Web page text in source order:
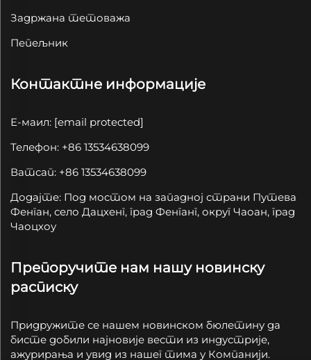
Задржана тетоважа
Пепељник
Контактне информације
Е-маил: [email protected]
Телефон: +86 13534638099
Ватсап: +86 13534638099
Додајте: Под мостом на западној страни Путева
Фенган, село Дацхенг, град Фенганг, округ Чаоан, град
Чаоцхоу
Препоручите нам нашу новинску
расписку
Придружите се нашем новинском бюлетину да
бисте добили најновије вести из индустрије,
ажурирања и увид из нашег тима у Компанији.